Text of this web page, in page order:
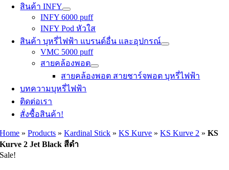
สินค้า INFY
INFY 6000 puff
INFY Pod หัวใส
สินค้า บุหรี่ไฟฟ้า แบรนด์อื่น และอุปกรณ์
VMC 5000 puff
สายคล้องพอต
สายคล้องพอต สายชาร์จพอต บุหรี่ไฟฟ้า
บทความบุหรี่ไฟฟ้า
ติดต่อเรา
สั่งซื้อสินค้า!
Home »Products »Kardinal Stick »KS Kurve »KS Kurve 2 »KS
Kurve 2 Jet Black สีดำ
Sale!